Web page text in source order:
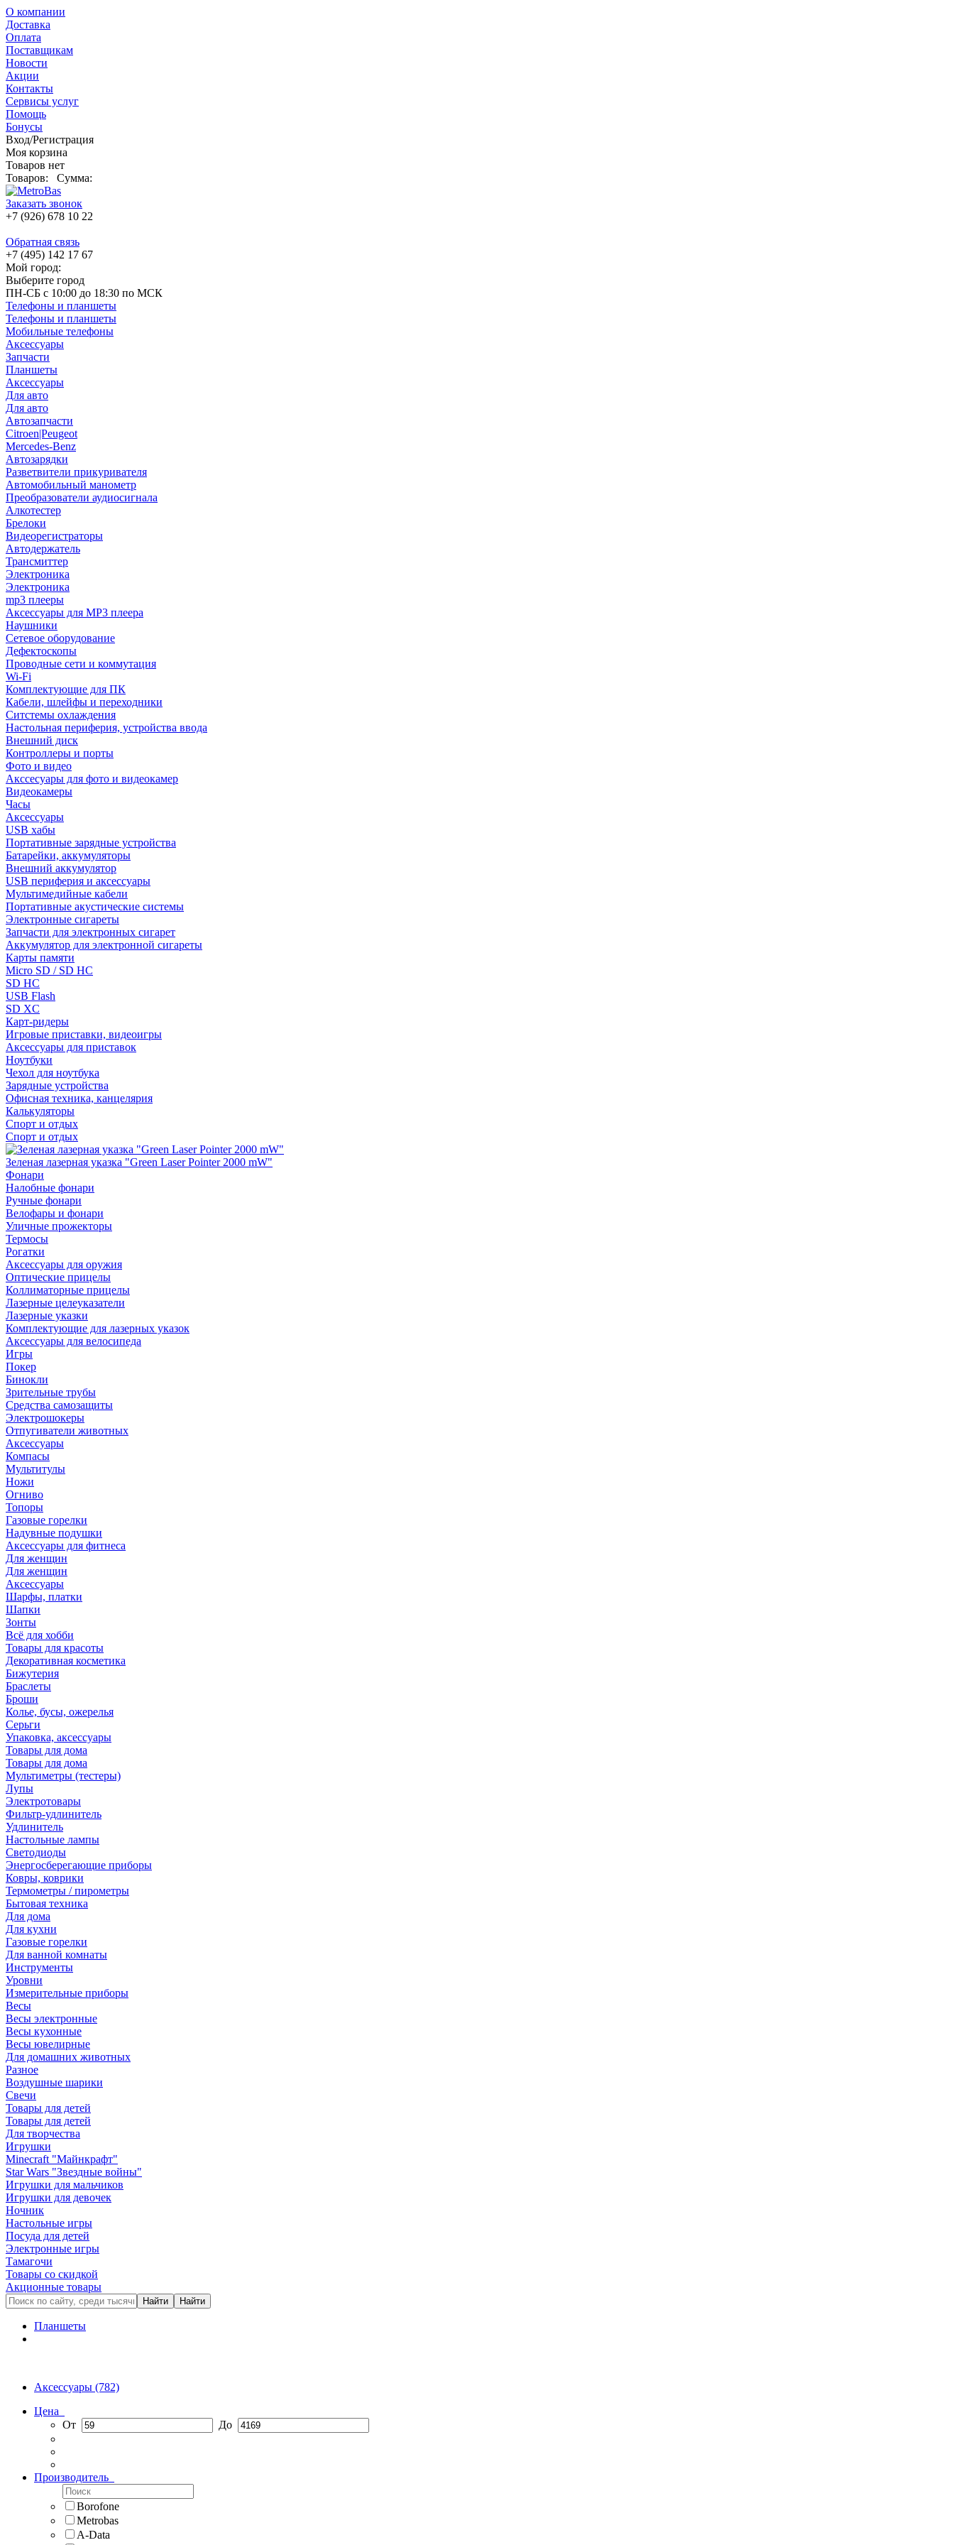
О компании
Доставка
Оплата
Поставщикам
Новости
Акции
Контакты
Сервисы услуг
Помощь
Бонусы
Вход/Регистрация
Моя корзина
Товаров нет
Товаров:
Сумма:
Заказать звонок
+7 (926) 678 10 22
Обратная связь
+7 (495) 142 17 67
Мой город:
Выберите город
ПН-СБ с 10:00 до 18:30 по МСК
Телефоны и планшеты
Телефоны и планшеты
Мобильные телефоны
Аксессуары
Запчасти
Планшеты
Аксессуары
Для авто
Для авто
Автозапчасти
Citroen|Peugeot
Mercedes-Benz
Автозарядки
Разветвители прикуривателя
Автомобильный манометр
Преобразователи аудиосигнала
Алкотестер
Брелоки
Видеорегистраторы
Автодержатель
Трансмиттер
Электроника
Электроника
mp3 плееры
Аксессуары для MP3 плеера
Наушники
Сетевое оборудование
Дефектоскопы
Проводные сети и коммутация
Wi-Fi
Комплектующие для ПК
Кабели, шлейфы и переходники
Ситстемы охлаждения
Настольная периферия, устройства ввода
Внешний диск
Контроллеры и порты
Фото и видео
Акссесуары для фото и видеокамер
Видеокамеры
Часы
Аксессуары
USB хабы
Портативные зарядные устройства
Батарейки, аккумуляторы
Внешний аккумулятор
USB периферия и аксессуары
Мультимедийные кабели
Портативные акустические системы
Электронные сигареты
Запчасти для электронных сигарет
Аккумулятор для электронной сигареты
Карты памяти
Micro SD / SD HC
SD HC
USB Flash
SD XC
Карт-ридеры
Игровые приставки, видеоигры
Аксессуары для приставок
Ноутбуки
Чехол для ноутбука
Зарядные устройства
Офисная техника, канцелярия
Калькуляторы
Спорт и отдых
Спорт и отдых
Зеленая лазерная указка "Green Laser Pointer 2000 mW"
Фонари
Налобные фонари
Ручные фонари
Велофары и фонари
Уличные прожекторы
Термосы
Рогатки
Аксессуары для оружия
Оптические прицелы
Коллиматорные прицелы
Лазерные целеуказатели
Лазерные указки
Комплектующие для лазерных указок
Аксессуары для велосипеда
Игры
Покер
Бинокли
Зрительные трубы
Средства самозащиты
Электрошокеры
Отпугиватели животных
Аксессуары
Компасы
Мультитулы
Ножи
Огниво
Топоры
Газовые горелки
Надувные подушки
Аксессуары для фитнеса
Для женщин
Для женщин
Аксессуары
Шарфы, платки
Шапки
Зонты
Всё для хобби
Товары для красоты
Декоративная косметика
Бижутерия
Браслеты
Броши
Колье, бусы, ожерелья
Серьги
Упаковка, аксессуары
Товары для дома
Товары для дома
Мультиметры (тестеры)
Лупы
Электротовары
Фильтр-удлинитель
Удлинитель
Настольные лампы
Светодиоды
Энергосберегающие приборы
Ковры, коврики
Термометры / пирометры
Бытовая техника
Для дома
Для кухни
Газовые горелки
Для ванной комнаты
Инструменты
Уровни
Измерительные приборы
Весы
Весы электронные
Весы кухонные
Весы ювелирные
Для домашних животных
Разное
Воздушные шарики
Свечи
Товары для детей
Товары для детей
Для творчества
Игрушки
Minecraft "Майнкрафт"
Star Wars "Звездные войны"
Игрушки для мальчиков
Игрушки для девочек
Ночник
Настольные игры
Посуда для детей
Электронные игры
Тамагочи
Товары со скидкой
Акционные товары
Планшеты
Аксессуары (782)
Цена
От
До
Производитель
Borofone
Metrobas
A-Data